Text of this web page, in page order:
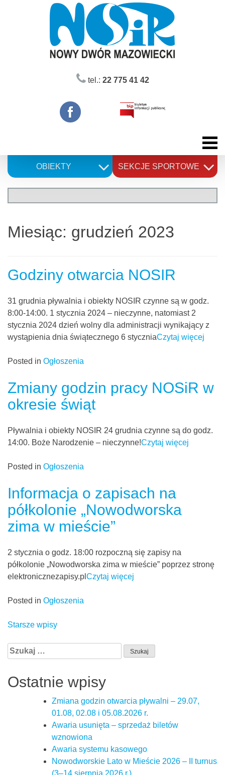
tel.: 22 775 41 42
OBIEKTY SEKCJE SPORTOWE
Miesiąc: grudzień 2023
Godziny otwarcia NOSIR
31 grudnia pływalnia i obiekty NOSIR czynne są w godz.
8:00-14:00. 1 stycznia 2024 – nieczynne, natomiast 2
stycznia 2024 dzień wolny dla administracji wynikający z
wystąpienia dnia świątecznego 6 styczniaCzytaj więcej
Posted in Ogłoszenia
Zmiany godzin pracy NOSiR w
okresie świąt
Pływalnia i obiekty NOSIR 24 grudnia czynne są do godz.
14:00. Boże Narodzenie – nieczynne!Czytaj więcej
Posted in Ogłoszenia
Informacja o zapisach na
półkolonie „Nowodworska
zima w mieście”
2 stycznia o godz. 18:00 rozpoczną się zapisy na
półkolonie „Nowodworska zima w mieście” poprzez stronę
elektronicznezapisy.pl Czytaj więcej
Posted in Ogłoszenia
Nawigacja
po
wpisach
Starsze wpisy
Szukaj:
Ostatnie wpisy
Zmiana godzin otwarcia pływalni – 29.07,
01.08, 02.08 i 05.08.2026 r.
Awaria usunięta – sprzedaż biletów
wznowiona
Awaria systemu kasowego
Nowodworskie Lato w Mieście 2026 – II turnus